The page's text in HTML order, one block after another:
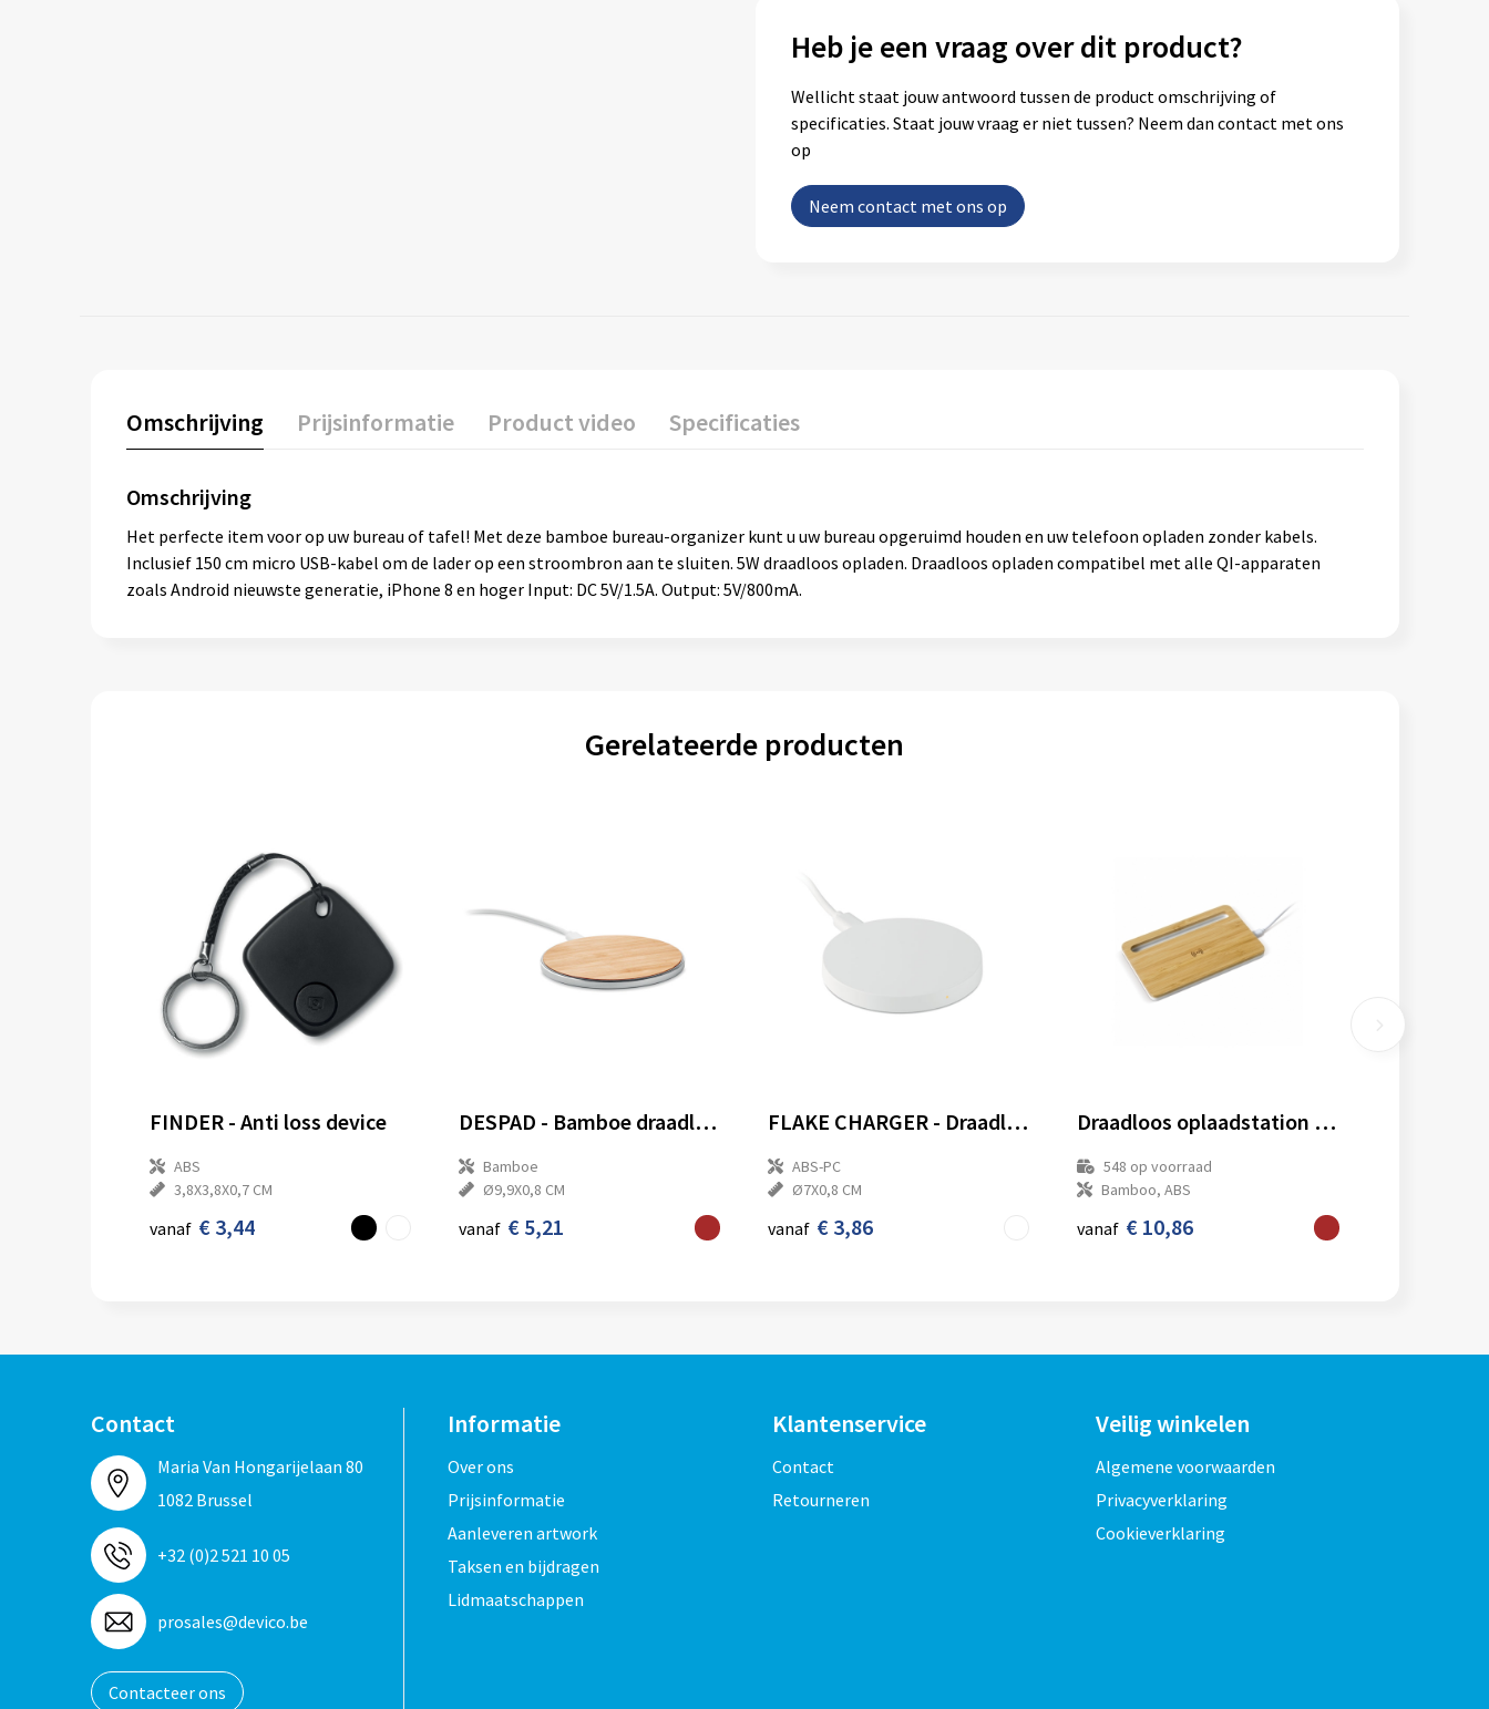
Heb je een vraag over dit product?
Wellicht staat jouw antwoord tussen de product omschrijving of
specificaties. Staat jouw vraag er niet tussen? Neem dan contact met ons
op
Neem contact met ons op
Omschrijving Prijsinformatie Product video Specificaties
Omschrijving
Het perfecte item voor op uw bureau of tafel! Met deze bamboe bureau-organizer kunt u uw bureau opgeruimd houden en uw telefoon opladen zonder kabels.
Inclusief 150 cm micro USB-kabel om de lader op een stroombron aan te sluiten. 5W draadloos opladen. Draadloos opladen compatibel met alle QI-apparaten
zoals Android nieuwste generatie, iPhone 8 en hoger Input: DC 5V/1.5A. Output: 5V/800mA.
Gerelateerde producten
FINDER - Anti loss device
ABS
3,8X3,8X0,7 CM
vanaf € 3,44
DESPAD - Bamboe draadloze snellader
Bamboe
Ø9,9X0,8 CM
vanaf € 5,21
FLAKE CHARGER - Draadloze oplader
ABS-PC
Ø7X0,8 CM
vanaf € 3,86
Draadloos oplaadstation bamboe 5W
548 op voorraad
Bamboo, ABS
vanaf € 10,86
Contact
Maria Van Hongarijelaan 80
1082 Brussel
+32 (0)2 521 10 05
prosales@devico.be
Contacteer ons
Informatie
Over ons
Prijsinformatie
Aanleveren artwork
Taksen en bijdragen
Lidmaatschappen
Klantenservice
Contact
Retourneren
Veilig winkelen
Algemene voorwaarden
Privacyverklaring
Cookieverklaring